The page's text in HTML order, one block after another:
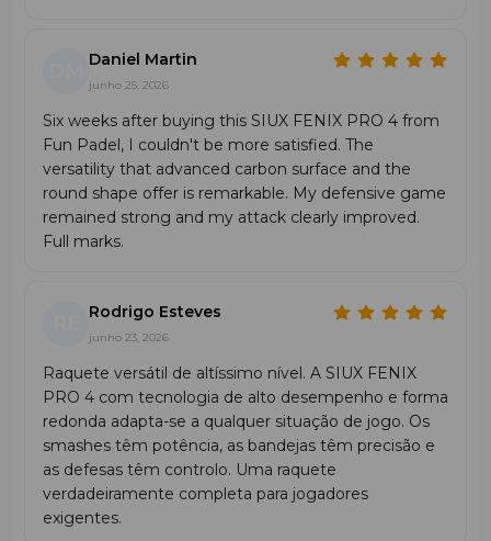
Daniel Martin
junho 25, 2026
Six weeks after buying this SIUX FENIX PRO 4 from
Fun Padel, I couldn't be more satisfied. The
versatility that advanced carbon surface and the
round shape offer is remarkable. My defensive game
remained strong and my attack clearly improved.
Full marks.
Rodrigo Esteves
junho 23, 2026
Raquete versátil de altíssimo nível. A SIUX FENIX
PRO 4 com tecnologia de alto desempenho e forma
redonda adapta-se a qualquer situação de jogo. Os
smashes têm potência, as bandejas têm precisão e
as defesas têm controlo. Uma raquete
verdadeiramente completa para jogadores
exigentes.